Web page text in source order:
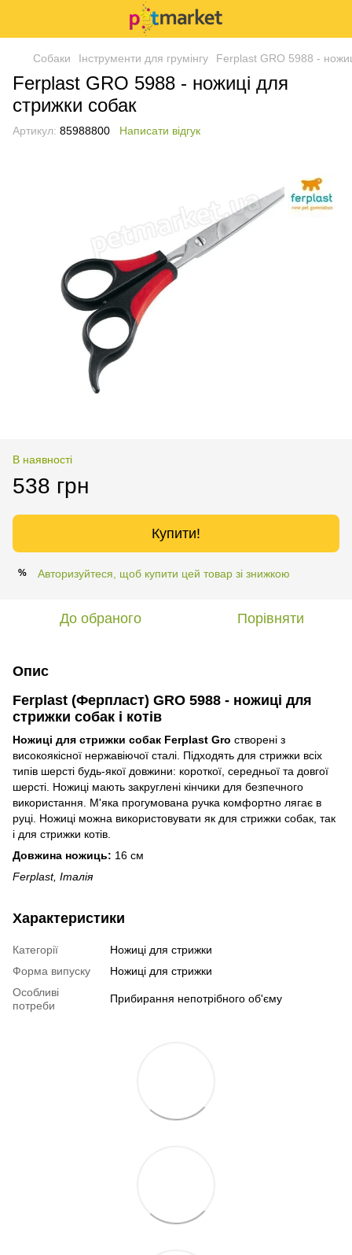
Собаки Інструменти для грумінгу Ferplast GRO 5988 -
Ferplast GRO 5988 - ножиці для
стрижки собак
Артикул: 85988800 Написати відгук
В наявності
538 грн
Купити!
% Авторизуйтеся, щоб купити цей товар зі знижкою
До обраного Порівняти
Опис
Ferplast (Ферпласт) GRO 5988 - ножиці для
стрижки собак і котів
Ножиці для стрижки собак Ferplast Gro створені з
високоякісної нержавіючої сталі. Підходять для стрижки всіх
типів шерсті будь-якої довжини: короткої, середньої та довгої
шерсті. Ножиці мають закруглені кінчики для безпечного
використання. М'яка прогумована ручка комфортно лягає в
руці. Ножиці можна використовувати як для стрижки собак, так
і для стрижки котів.
Довжина ножиць: 16 см
Ferplast, Італія
Характеристики
Категорії
Ножиці для стрижки
Форма випуску
Ножиці для стрижки
Особливі
потреби
Прибирання непотрібного об'єму